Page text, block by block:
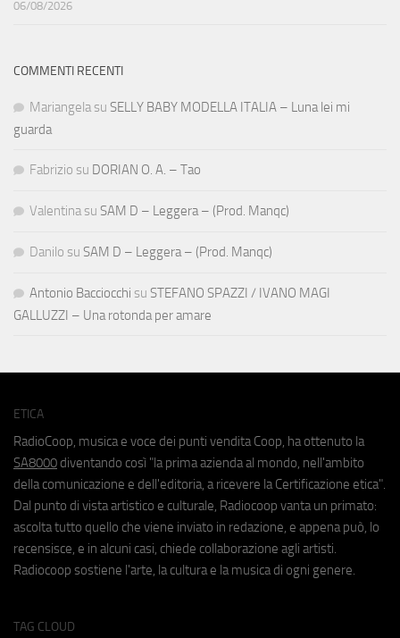
06/08/2026
COMMENTI RECENTI
Mariangela su SELLY BABY MODELLA ITALIA – Luna lei mi
guarda
Fabrizio su DORIAN O. A. – Tao
Valentina su SAM D – Leggera – (Prod. Manqc)
Danilo su SAM D – Leggera – (Prod. Manqc)
Antonio Bacciocchi su STEFANO SPAZZI / IVANO MAGI
GALLUZZI – Una rotonda per amare
ETICA
RadioCoop, musica e voce dei punti vendita Coop, ha ottenuto la
SA8000 diventando così "la prima azienda al mondo, nell'ambito
della comunicazione e dell'editoria, a ricevere la Certificazione etica".
Dal punto di vista artistico e culturale, Radiocoop vanta un primato:
ascolta tutto quello che viene inviato in redazione, e appena può, lo
recensisce, e in alcuni casi, chiede collaborazione agli artisti.
Radiocoop sostiene l'arte, la cultura e la musica di ogni genere.
TAG CLOUD